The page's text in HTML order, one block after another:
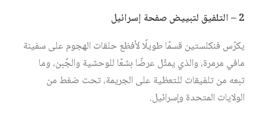
2 – التلفيق لتبييض صفحة إسرائيل
يكرّس فنكلستين قسمًا طويلًا لأفظع حلقات الهجوم على سفينة
مافي مرمرة، والذي يمثّل عرضًا بشعًا للوحشية والجُبن، وما
تبعه من تلفيقات للتعظية على الجريمة، تحت ضغط من
الولايات المتحدة وإسرائيل.